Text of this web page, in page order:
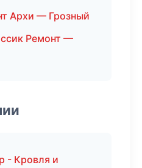
Архи — Грозный
Ремонт —
- Кровля и